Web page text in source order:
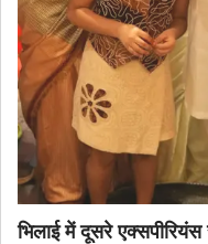
भिलाई में दूसरे